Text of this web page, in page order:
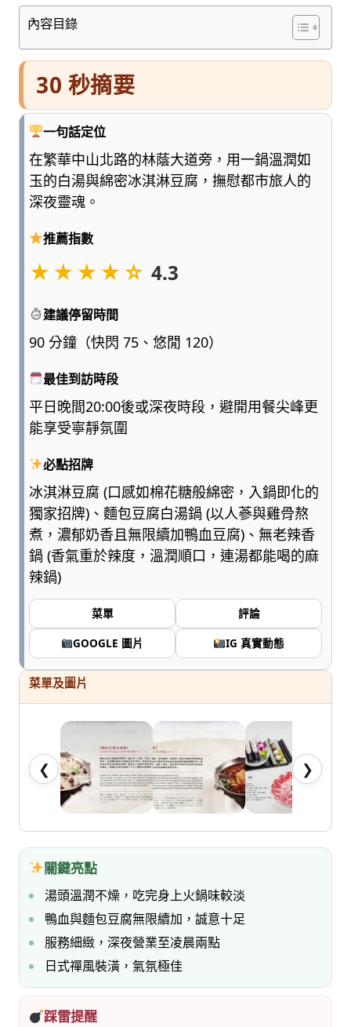
理
成
清
楚
懂
的
鑑，
誇、
用，
起
輕
鬆
桃。
內容目錄
30 秒摘要
一句話定位
在繁華中山北路的林蔭大道旁，用一鍋溫潤如
玉的白湯與綿密冰淇淋豆腐，撫慰都市旅人的
深夜靈魂。
推薦指數
★★★★☆ 4.3
建議停留時間
90 分鐘（快閃 75、悠閒 120）
最佳到訪時段
平日晚間20:00後或深夜時段，避開用餐尖峰更
能享受寧靜氛圍
必點招牌
冰淇淋豆腐 (口感如棉花糖般綿密，入鍋即化的
獨家招牌)、麵包豆腐白湯鍋 (以人蔘與雞骨熬
煮，濃郁奶香且無限續加鴨血豆腐)、無老辣香
鍋 (香氣重於辣度，溫潤順口，連湯都能喝的麻
辣鍋)
菜單
評論
GOOGLE 圖片
IG 真實動態
菜單及圖片
❮ ❯
關鍵亮點
湯頭溫潤不燥，吃完身上火鍋味較淡
鴨血與麵包豆腐無限續加，誠意十足
服務細緻，深夜營業至凌晨兩點
日式禪風裝潢，氣氛極佳
踩雷提醒